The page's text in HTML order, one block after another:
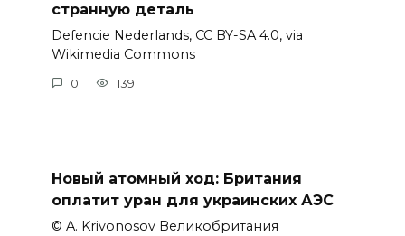
странную деталь
Defencie Nederlands, CC BY-SA 4.0, via
Wikimedia Commons
0 139
Новый атомный ход: Британия
оплатит уран для украинских АЭС
© A. Krivonosov Великобритания